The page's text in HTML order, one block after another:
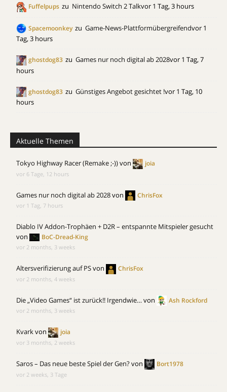
Fuffelpups zu Nintendo Switch 2 Talkvor 1 Tag, 3 hours
Spacemoonkey zu Game-News-Plattformübergreifendvor 1
Tag, 3 hours
ghostdog83 zu Games nur noch digital ab 2028vor 1 Tag, 7
hours
ghostdog83 zu Günstiges Angebot gesichtet !vor 1 Tag, 10
hours
Aktuelle Themen
Tokyo Highway Racer (Remake ;-))von joia
vor 6 Tage, 12 hours
Games nur noch digital ab 2028von ChrisFox
vor 1 Tag, 7 hours
Diablo IV Addon-Trophäen + D2R – entspannte Mitspieler gesucht
von
BoC-Dread-King
vor 2 months, 3 weeks
Altersverifizierung auf PSvon ChrisFox
vor 2 months, 4 weeks
Die „Video Games“ ist zurück!! Irgendwie…von Ash Rockford
vor 2 months, 3 weeks
Kvarkvon joia
vor 3 months, 2 weeks
Saros – Das neue beste Spiel der Gen?von Bort1978
vor 2 weeks, 3 Tage